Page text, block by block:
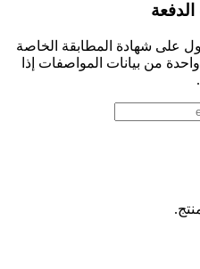
على شهادة المطابقة الخاصة
من بيانات المواصفات إذا